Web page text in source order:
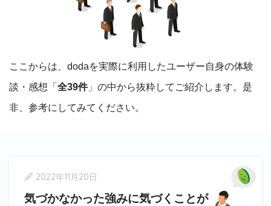
リクルートエージェント
利用方法や詳細を見る
40代以上向けの求人数は少ない
マイナビエージェント
ここからは、dodaを実際に利用したユーザー自身の体験
談・感想「 全39件」の中から抜粋してご紹介します。是
非、参考にしてみてください。
2022年11月20日
気づかなかった強みに気づくことが